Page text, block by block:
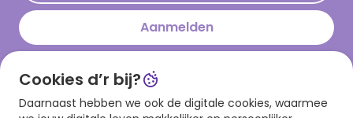
Hallmark en KinderpostzegelsAanmelden
Download onze app
Cookies d’r bij?
Daarnaast hebben we ook de digitale cookies, waarmee